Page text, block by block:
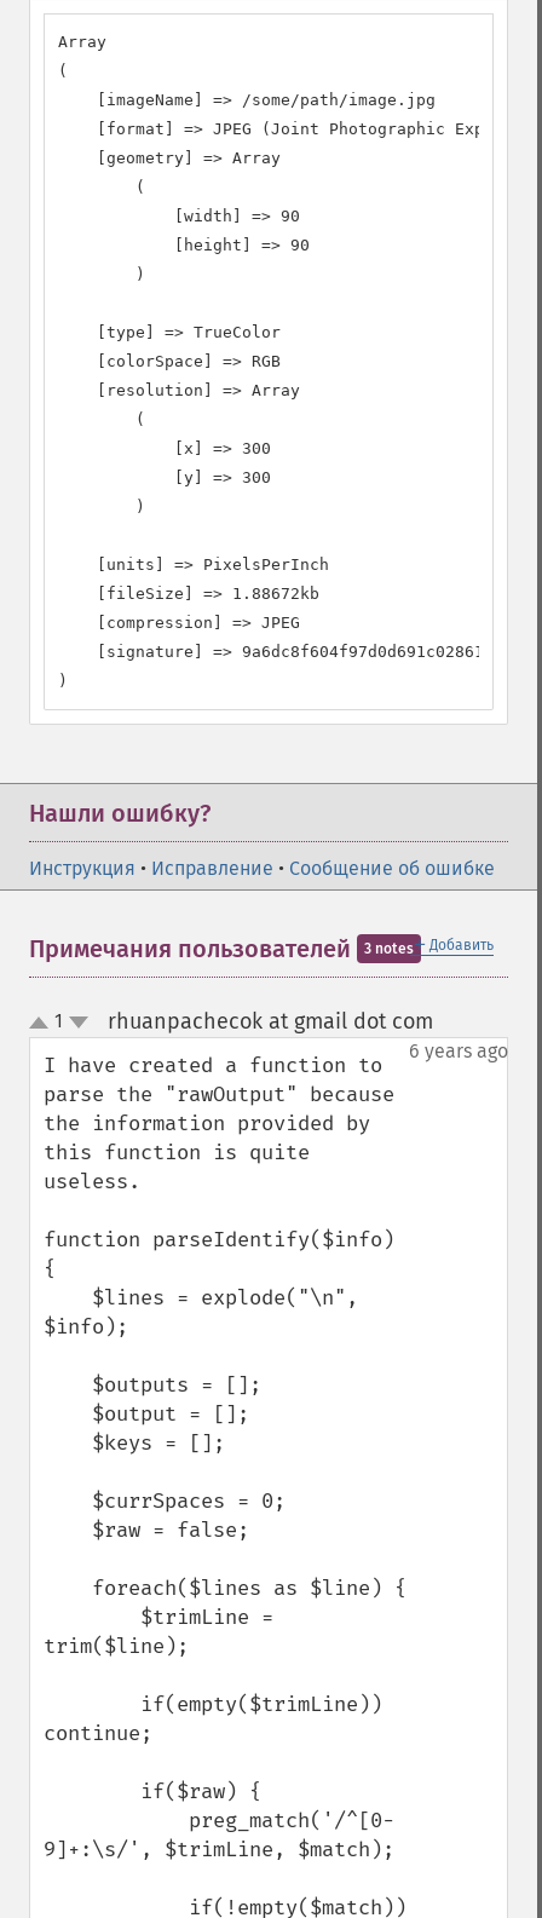
Array
(
    [imageName] => /some/path/image.jpg
[format] => JPEG (Joint Photographic Experts
    [geometry] => Array
        (
            [width] => 90
            [height] => 90
        )
    [type] => TrueColor
    [colorSpace] => RGB
    [resolution] => Array
        (
            [x] => 300
            [y] => 300
        )
    [units] => PixelsPerInch
    [fileSize] => 1.88672kb
    [compression] => JPEG
[signature] =>
)
Нашли ошибку?
Инструкция • Исправление • Сообщение об ошибке
＋ Добавить
Примечания пользователей 3 notes
up
down
1 rhuanpachecok at gmail dot com
6 years ago
I have created a function to
parse the "rawOutput" because
the information provided by
this function is quite
useless.
function parseIdentify($info)
{
$info);
trim($line);
continue;
9]+:\s/', $trimLine, $match);